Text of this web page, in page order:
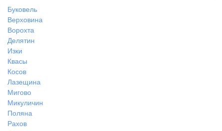
Буковель
Верховина
Ворохта
Делятин
Изки
Квасы
Косов
Лазещина
Мигово
Микуличин
Поляна
Рахов